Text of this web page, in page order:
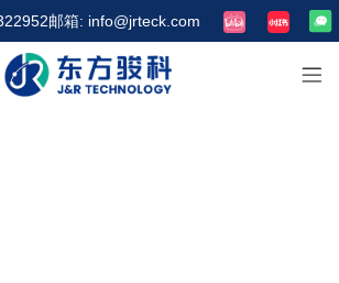
邮箱: info@jrteck.com